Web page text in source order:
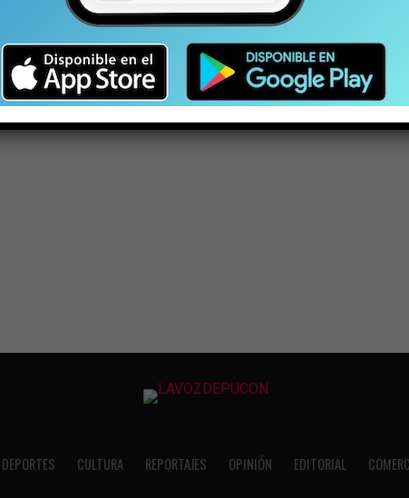
DEPORTES CULTURA REPORTAJES OPINIÓN EDITORIAL